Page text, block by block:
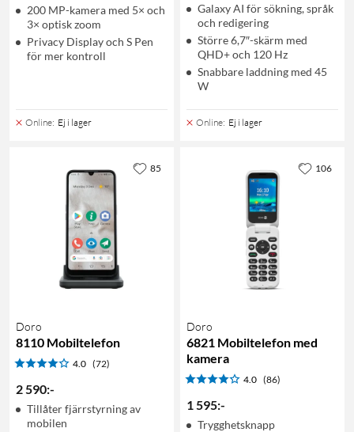
200 MP-kamera med 5× och
3× optisk zoom
Privacy Display och S Pen
för mer kontroll
Online: Ej i lager
Galaxy AI för sökning, språk
och redigering
Större 6,7″-skärm med
QHD+ och 120 Hz
Snabbare laddning med 45
W
Online: Ej i lager
Doro
8110 Mobiltelefon
4.0 (72)
2 590:-
Tillåter fjärrstyrning av
mobilen
85
Doro
6821 Mobiltelefon med
kamera
4.0 (86)
1 595:-
Trygghetsknapp
106